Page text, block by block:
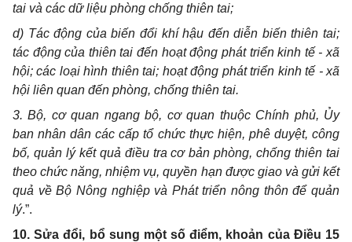
tai và các dữ liệu phòng chống thiên tai;
d) Tác động của biến đổi khí hậu đến diễn biến thiên tai;
tác động của thiên tai đến hoạt động phát triển kinh tế - xã
hội; các loại hình thiên tai; hoạt động phát triển kinh tế - xã
hội liên quan đến phòng, chống thiên tai.
3. Bộ, cơ quan ngang bộ, cơ quan thuộc Chính phủ, Ủy
ban nhân dân các cấp tổ chức thực hiện, phê duyệt, công
bố, quản lý kết quả điều tra cơ bản phòng, chống thiên tai
theo chức năng, nhiệm vụ, quyền hạn được giao và gửi kết
quả về Bộ Nông nghiệp và Phát triển nông thôn để quản
lý.”.
10. Sửa đổi, bổ sung một số điểm, khoản của Điều 15